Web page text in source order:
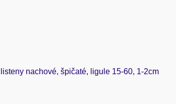
nachové, špičaté, ligule 15-60, 1-2cm